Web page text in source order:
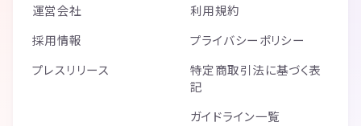
運営会社
採用情報
プレスリリース
利用規約
プライバシーポリシー
特定商取引法に基づく表
記
ガイドライン一覧